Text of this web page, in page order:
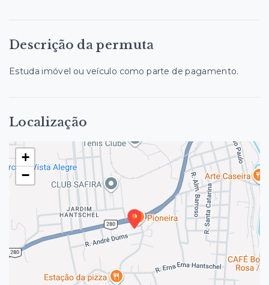
Descrição da permuta
Estuda imóvel ou veículo como parte de pagamento.
Localização
+
−